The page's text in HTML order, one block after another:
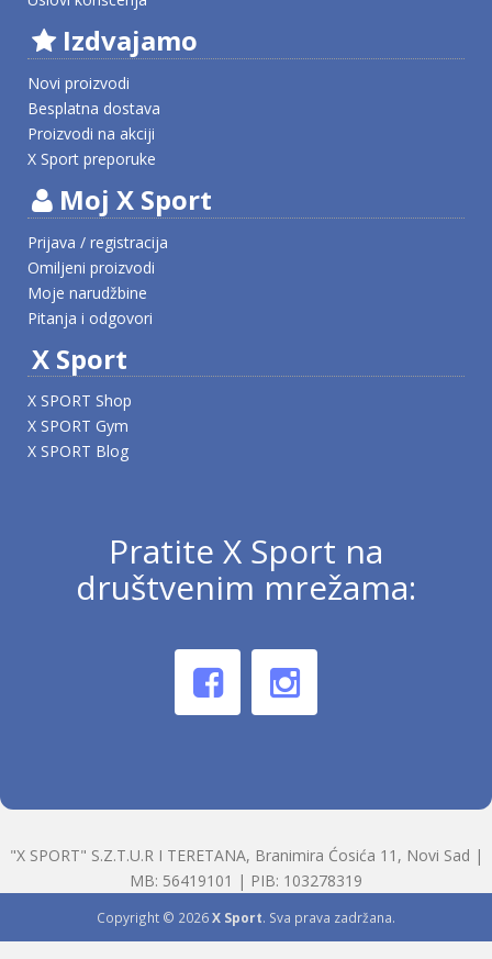
Izdvajamo
Novi proizvodi
Besplatna dostava
Proizvodi na akciji
X Sport preporuke
Moj X Sport
Prijava / registracija
Omiljeni proizvodi
Moje narudžbine
Pitanja i odgovori
X Sport
X SPORT Shop
X SPORT Gym
X SPORT Blog
Pratite X Sport na
društvenim mrežama:
"X SPORT" S.Z.T.U.R I TERETANA, Branimira Ćosića 11, Novi Sad |
MB: 56419101 | PIB: 103278319
Copyright © 2026X Sport. Sva prava zadržana.